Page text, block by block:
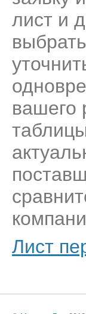
лист и
вашего
Лист